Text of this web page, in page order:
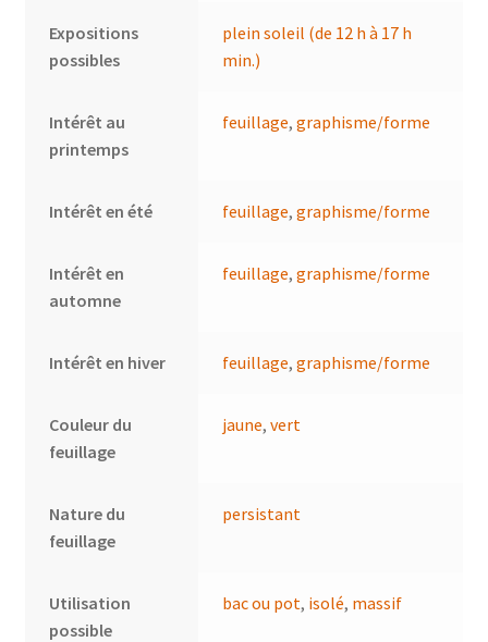
Expositions
possibles
plein soleil (de 12 h à 17 h
min.)
Intérêt au
printemps
feuillage,graphisme/forme
Intérêt en été feuillage,graphisme/forme
Intérêt en
automne
feuillage,graphisme/forme
Intérêt en hiver feuillage,graphisme/forme
Couleur du
feuillage
jaune,vert
Nature du
feuillage
persistant
Utilisation
possible
bac ou pot, isolé, massif